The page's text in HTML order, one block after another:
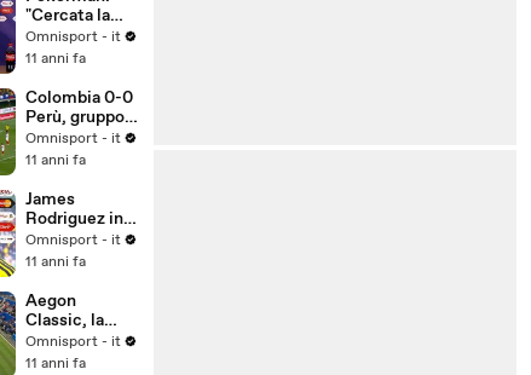
"Cercata la
vittoria in
ogni modo"
Omnisport - it
11 anni fa
Colombia 0-0
Perù, gruppo
C
Omnisport - it
11 anni fa
James
Rodriguez in
lacrime dopo
lo 0-0 con il
Omnisport - it
11 anni fa
Aegon
Classic, la
Kerber trionfa
sulla Pliskova
Omnisport - it
11 anni fa